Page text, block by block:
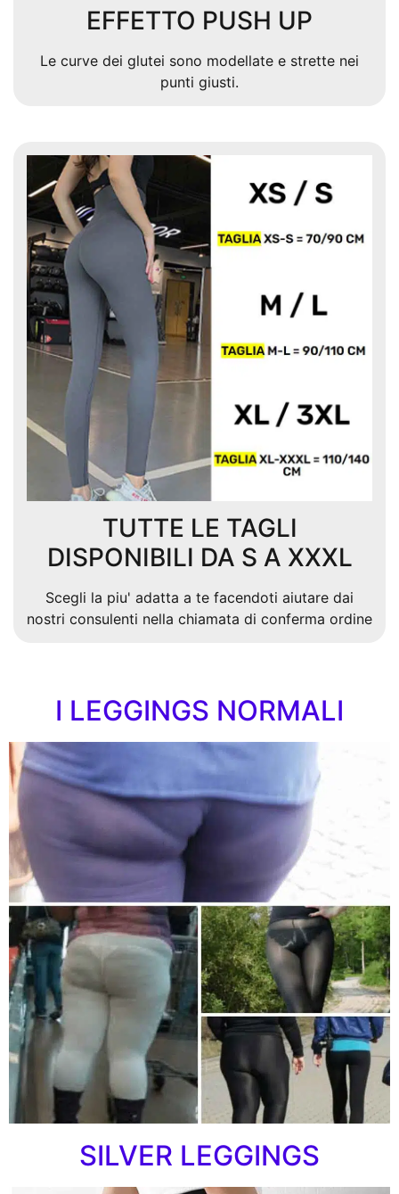
EFFETTO PUSH UP
Le curve dei glutei sono modellate e strette nei
punti giusti.
TUTTE LE TAGLI
DISPONIBILI DA S A XXXL
Scegli la piu' adatta a te facendoti aiutare dai
nostri consulenti nella chiamata di conferma ordine
I LEGGINGS NORMALI
SILVER LEGGINGS